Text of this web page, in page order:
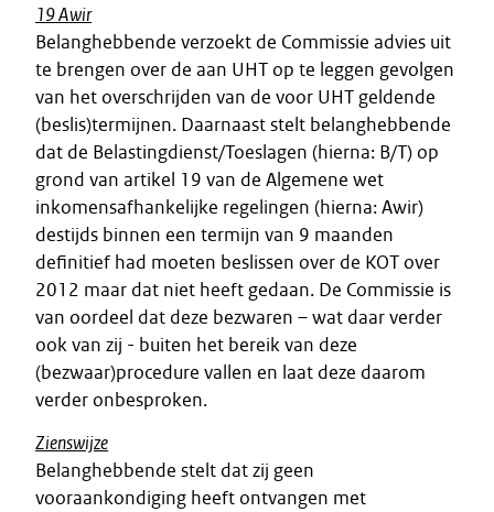
19 Awir
Belanghebbende verzoekt de Commissie advies uit
te brengen over de aan UHT op te leggen gevolgen
van het overschrijden van de voor UHT geldende
(beslis)termijnen. Daarnaast stelt belanghebbende
dat de Belastingdienst/Toeslagen (hierna: B/T) op
grond van artikel 19 van de Algemene wet
inkomensafhankelijke regelingen (hierna: Awir)
destijds binnen een termijn van 9 maanden
definitief had moeten beslissen over de KOT over
2012 maar dat niet heeft gedaan. De Commissie is
van oordeel dat deze bezwaren – wat daar verder
ook van zij - buiten het bereik van deze
(bezwaar)procedure vallen en laat deze daarom
verder onbesproken.
Zienswijze
Belanghebbende stelt dat zij geen
vooraankondiging heeft ontvangen met